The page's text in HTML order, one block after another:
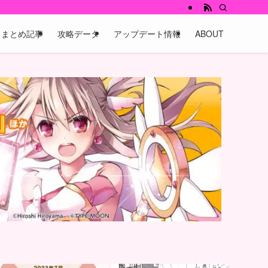
まとめ記事 攻略データ アップデート情報 ABOUT